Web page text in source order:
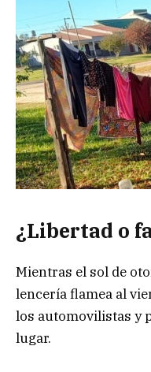
¿Libertad o
Mientras el sol de
lencería flamea al
los automovilistas y
lugar.